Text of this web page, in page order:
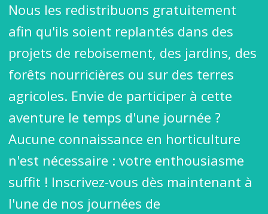
Nous les redistribuons gratuitement
afin qu'ils soient replantés dans des
projets de reboisement, des jardins, des
forêts nourricières ou sur des terres
agricoles. Envie de participer à cette
aventure le temps d'une journée ?
Aucune connaissance en horticulture
n'est nécessaire : votre enthousiasme
suffit ! Inscrivez-vous dès maintenant à
l'une de nos journées de